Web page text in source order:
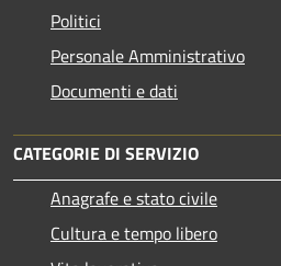
Politici
Personale Amministrativo
Documenti e dati
CATEGORIE DI SERVIZIO
Anagrafe e stato civile
Cultura e tempo libero